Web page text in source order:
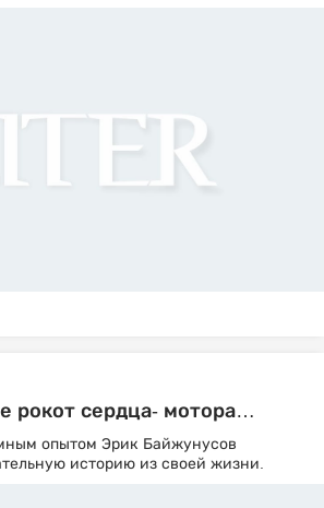
рокот сердца- мотора…
опытом Эрик Байжунусов
историю из своей жизни.